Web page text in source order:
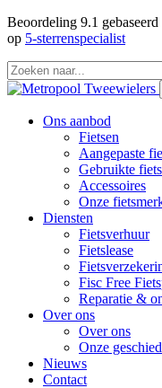
Beoordeling 9.1
op 5-sterrenspecialist
Ons aanbod
Fietsen
Aangepaste
Gebruikte
Accessoires
Onze
Diensten
Fietsverhuur
Fietslease
Fisc Free
Reparatie &
Over ons
Over ons
Onze
Nieuws
Contact